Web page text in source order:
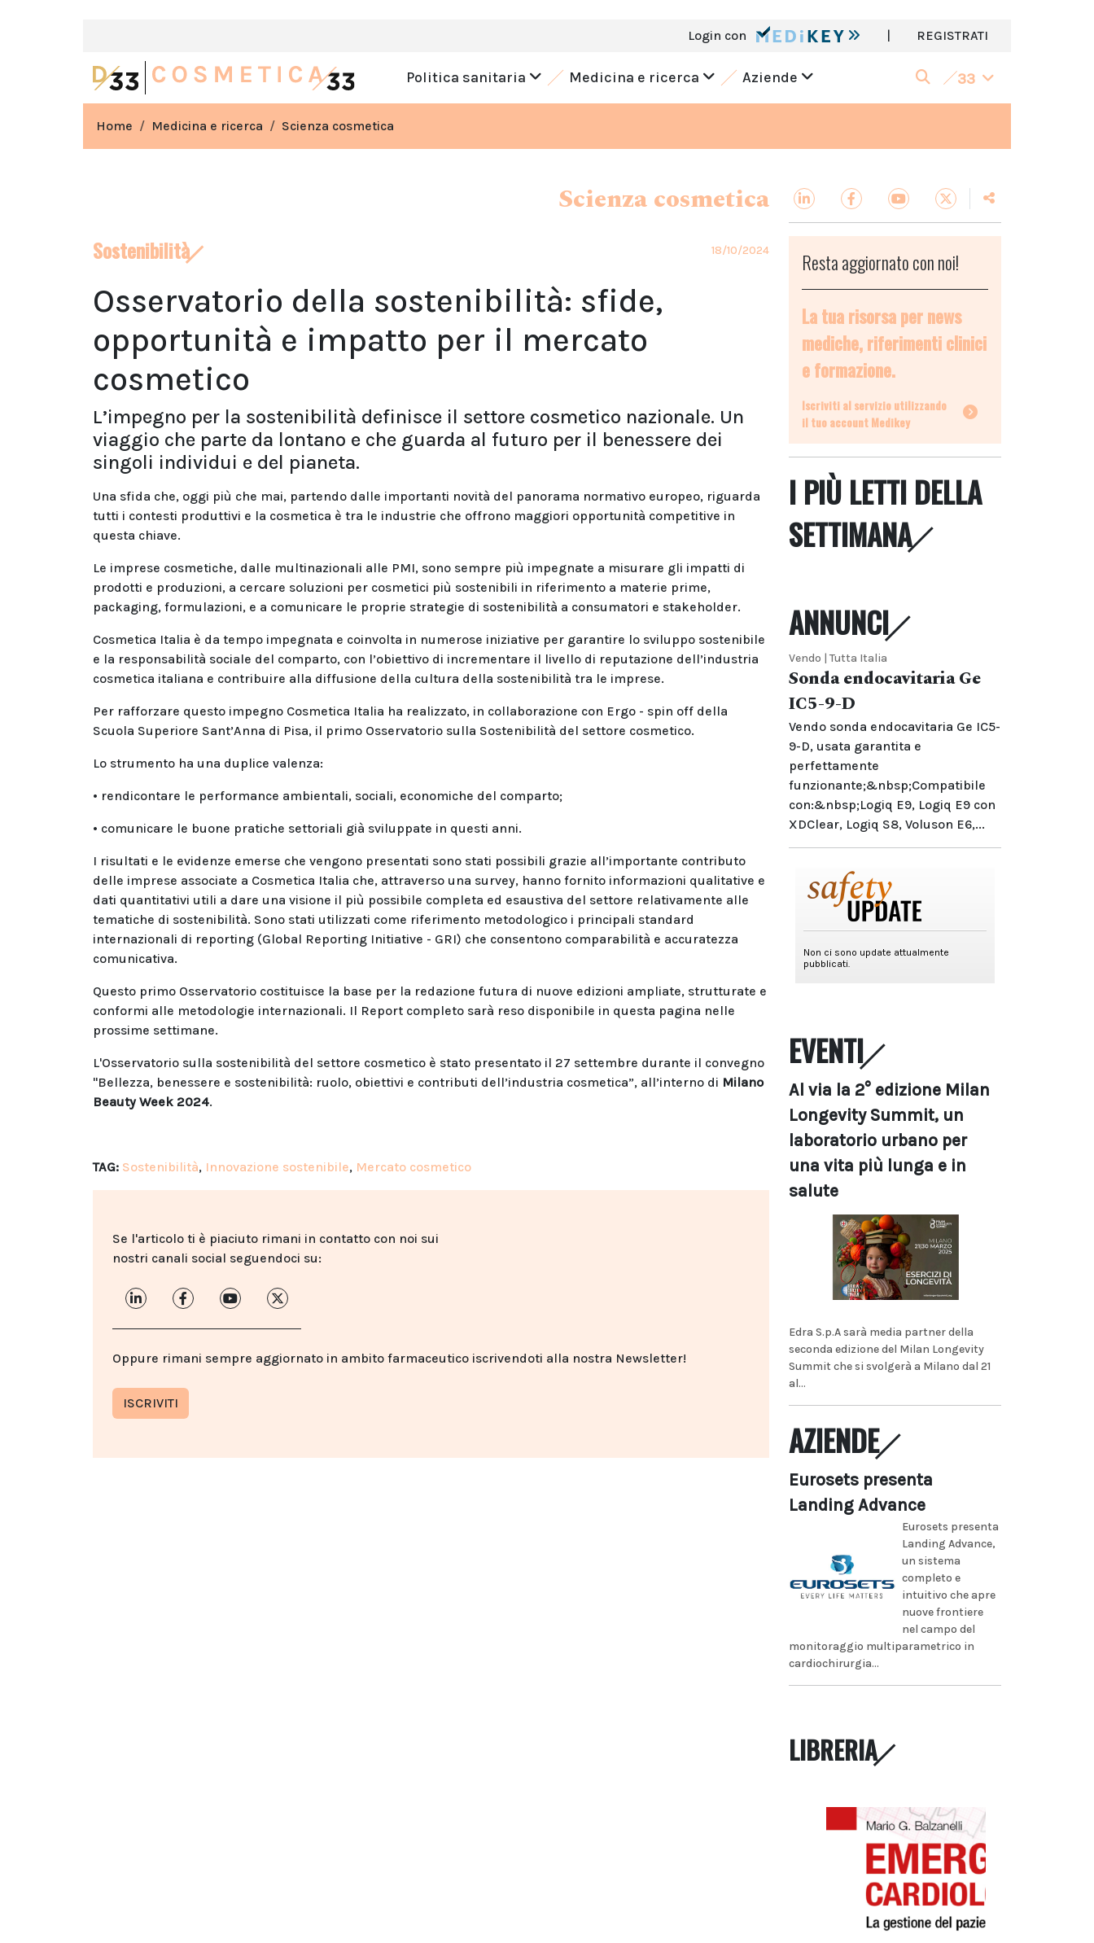
Login con | REGISTRATI
Politica sanitaria Medicina e ricerca Aziende 33
Home Medicina e ricerca Scienza cosmetica
Scienza cosmetica
Sostenibilità 18/10/2024
Osservatorio della sostenibilità: sfide,
opportunità e impatto per il mercato
cosmetico
L’impegno per la sostenibilità definisce il settore cosmetico nazionale. Un
viaggio che parte da lontano e che guarda al futuro per il benessere dei
singoli individui e del pianeta.
Una sfida che, oggi più che mai, partendo dalle importanti novità del panorama normativo europeo, riguarda
tutti i contesti produttivi e la cosmetica è tra le industrie che offrono maggiori opportunità competitive in
questa chiave.
Le imprese cosmetiche, dalle multinazionali alle PMI, sono sempre più impegnate a misurare gli impatti di
prodotti e produzioni, a cercare soluzioni per cosmetici più sostenibili in riferimento a materie prime,
packaging, formulazioni, e a comunicare le proprie strategie di sostenibilità a consumatori e stakeholder.
Cosmetica Italia è da tempo impegnata e coinvolta in numerose iniziative per garantire lo sviluppo sostenibile
e la responsabilità sociale del comparto, con l’obiettivo di incrementare il livello di reputazione dell’industria
cosmetica italiana e contribuire alla diffusione della cultura della sostenibilità tra le imprese.
Per rafforzare questo impegno Cosmetica Italia ha realizzato, in collaborazione con Ergo - spin off della
Scuola Superiore Sant’Anna di Pisa, il primo Osservatorio sulla Sostenibilità del settore cosmetico.
Lo strumento ha una duplice valenza:
• rendicontare le performance ambientali, sociali, economiche del comparto;
• comunicare le buone pratiche settoriali già sviluppate in questi anni.
I risultati e le evidenze emerse che vengono presentati sono stati possibili grazie all’importante contributo
delle imprese associate a Cosmetica Italia che, attraverso una survey, hanno fornito informazioni qualitative e
dati quantitativi utili a dare una visione il più possibile completa ed esaustiva del settore relativamente alle
tematiche di sostenibilità. Sono stati utilizzati come riferimento metodologico i principali standard
internazionali di reporting (Global Reporting Initiative - GRI) che consentono comparabilità e accuratezza
comunicativa.
Questo primo Osservatorio costituisce la base per la redazione futura di nuove edizioni ampliate, strutturate e
conformi alle metodologie internazionali. Il Report completo sarà reso disponibile in questa pagina nelle
prossime settimane.
L'Osservatorio sulla sostenibilità del settore cosmetico è stato presentato il 27 settembre durante il convegno
"Bellezza, benessere e sostenibilità: ruolo, obiettivi e contributi dell’industria cosmetica”, all’interno di Milano
Beauty Week 2024.
TAG: Sostenibilità, Innovazione sostenibile, Mercato cosmetico
Se l'articolo ti è piaciuto rimani in contatto con noi sui
nostri canali social seguendoci su:
Oppure rimani sempre aggiornato in ambito farmaceutico iscrivendoti alla nostra Newsletter!
ISCRIVITI
Resta aggiornato con noi!
La tua risorsa per news
mediche, riferimenti clinici
e formazione.
Iscriviti al servizio utilizzando
il tuo account Medikey
I PIÙ LETTI DELLA
SETTIMANA
ANNUNCI
Vendo | Tutta Italia
Sonda endocavitaria Ge
IC5-9-D
Vendo sonda endocavitaria Ge IC5-
9-D, usata garantita e
perfettamente
funzionante;&nbsp;Compatibile
con:&nbsp;Logiq E9, Logiq E9 con
XDClear, Logiq S8, Voluson E6,...
EVENTI
Al via la 2° edizione Milan
Longevity Summit, un
laboratorio urbano per
una vita più lunga e in
salute
Edra S.p.A sarà media partner della
seconda edizione del Milan Longevity
Summit che si svolgerà a Milano dal 21
al...
AZIENDE
Eurosets presenta
Landing Advance
Eurosets presenta
Landing Advance,
un sistema
completo e
intuitivo che apre
nuove frontiere
nel campo del
monitoraggio multiparametrico in
cardiochirurgia...
LIBRERIA